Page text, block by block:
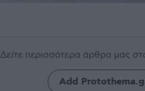
Δείτε περισσότερα άρθρα μας
Add